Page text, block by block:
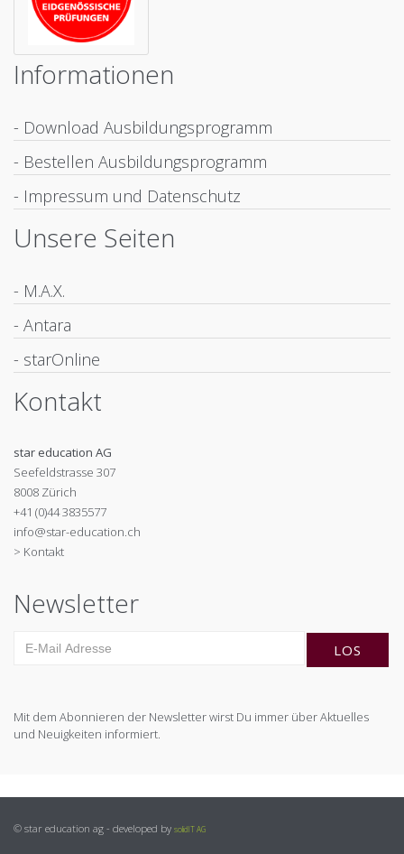
Informationen
- Download Ausbildungsprogramm
- Bestellen Ausbildungsprogramm
- Impressum und Datenschutz
Unsere Seiten
- M.A.X.
- Antara
- starOnline
Kontakt
star education AG
Seefeldstrasse 307
8008 Zürich
+41 (0)44 3835577
info@star-education.ch
> Kontakt
Newsletter
Mit dem Abonnieren der Newsletter wirst Du immer über Aktuelles
und Neuigkeiten informiert.
© star education ag - developed by solidIT AG